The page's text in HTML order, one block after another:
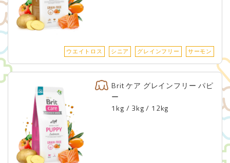
ウエイトロス シニア グレインフリー サーモン
Brit ケア グレインフリー パピ
ー
1kg / 3kg / 12kg